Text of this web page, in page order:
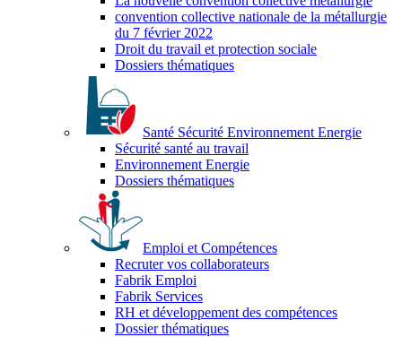
convention collective nationale de la métallurgie
du 7 février 2022
Droit du travail et protection sociale
Dossiers thématiques
Santé Sécurité Environnement Energie
Sécurité santé au travail
Environnement Energie
Dossiers thématiques
Emploi et Compétences
Recruter vos collaborateurs
Fabrik Emploi
Fabrik Services
RH et développement des compétences
Dossier thématiques